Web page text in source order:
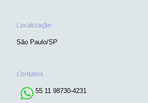
Localização
São Paulo/SP
Contatos
55 11 98730-4231